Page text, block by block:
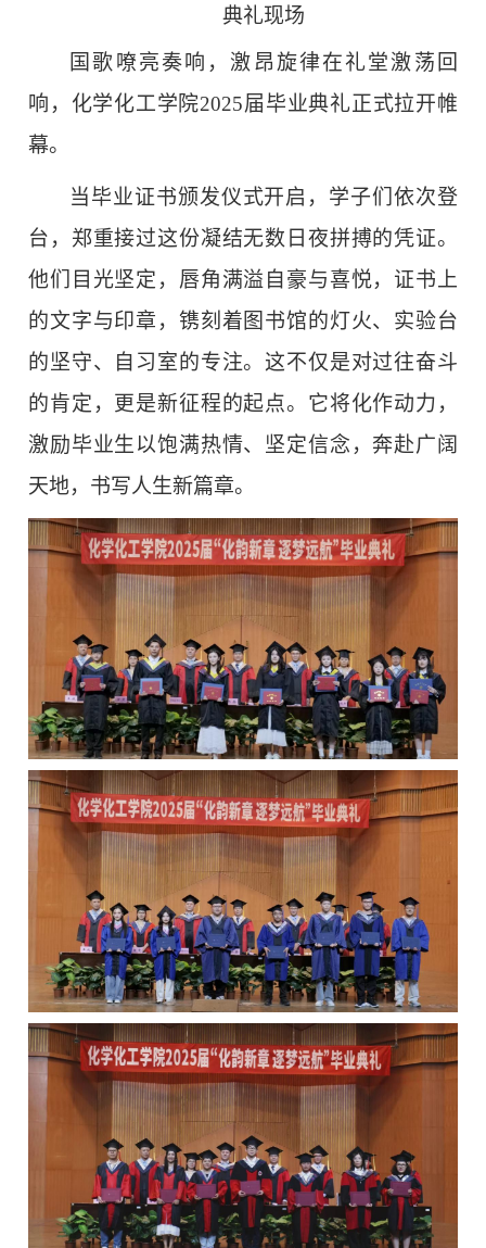
典礼现场
国歌嘹亮奏响，激昂旋律在礼堂激荡回
响，化学化工学院2025届毕业典礼正式拉开帷
幕。
当毕业证书颁发仪式开启，学子们依次登
台，郑重接过这份凝结无数日夜拼搏的凭证。
他们目光坚定，唇角满溢自豪与喜悦，证书上
的文字与印章，镌刻着图书馆的灯火、实验台
的坚守、自习室的专注。这不仅是对过往奋斗
的肯定，更是新征程的起点。它将化作动力，
激励毕业生以饱满热情、坚定信念，奔赴广阔
天地，书写人生新篇章。